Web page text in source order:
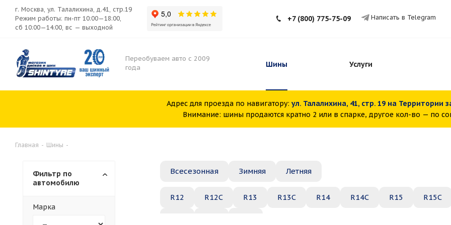
г. Москва, ул. Талалихина, д.41, стр.19
Режим работы: пн-пт 10:00—18:00,
сб 10:00—14:00, вс — выходной
+7 (800) 775-75-09 Написать в Telegram
Переобуваем авто с 2009
года
Шины Услуги
Адрес для проезда по навигатору: ул. Талалихина, 41, стр. 19 на Территории
Внимание: шины продаются кратно 2 или в спарке, другое кол-во — по
Главная - Шины -
Всесезонная Зимняя Летняя
R12 R12C R13 R13C R14 R14C R15 R15C
Фильтр по
автомобилю
Марка